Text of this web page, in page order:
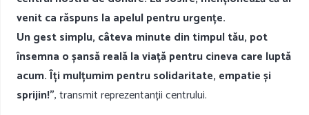
venit ca răspuns la apelul pentru urgențe.
Un gest simplu, câteva minute din timpul tău, pot
însemna o șansă reală la viață pentru cineva care luptă
acum. Îți mulțumim pentru solidaritate, empatie și
sprijin!”, transmit reprezentanții centrului.